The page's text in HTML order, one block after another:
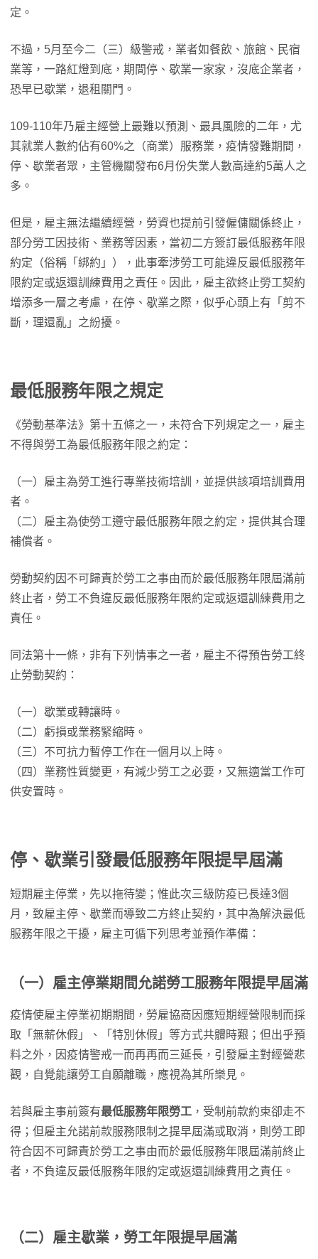
定。
不過，5月至今二（三）級警戒，業者如餐飲、旅館、民宿
業等，一路紅燈到底，期間停、歇業一家家，沒底企業者，
恐早已歇業，退租關門。
109-110年乃雇主經營上最難以預測、最具風險的二年，尤
其就業人數約佔有60%之（商業）服務業，疫情發難期間，
停、歇業者眾，主管機關發布6月份失業人數高達約5萬人之
多。
但是，雇主無法繼續經營，勞資也提前引發僱傭關係終止，
部分勞工因技術、業務等因素，當初二方簽訂最低服務年限
約定（俗稱「綁約」），此事牽涉勞工可能違反最低服務年
限約定或返還訓練費用之責任。因此，雇主欲終止勞工契約
增添多一層之考慮，在停、歇業之際，似乎心頭上有「剪不
斷，理還亂」之紛擾。
最低服務年限之規定
《勞動基準法》第十五條之一，未符合下列規定之一，雇主
不得與勞工為最低服務年限之約定：
（一）雇主為勞工進行專業技術培訓，並提供該項培訓費用
者。
（二）雇主為使勞工遵守最低服務年限之約定，提供其合理
補償者。
勞動契約因不可歸責於勞工之事由而於最低服務年限屆滿前
終止者，勞工不負違反最低服務年限約定或返還訓練費用之
責任。
同法第十一條，非有下列情事之一者，雇主不得預告勞工終
止勞動契約：
（一）歇業或轉讓時。
（二）虧損或業務緊縮時。
（三）不可抗力暫停工作在一個月以上時。
（四）業務性質變更，有減少勞工之必要，又無適當工作可
供安置時。
停、歇業引發最低服務年限提早屆滿
短期雇主停業，先以拖待變；惟此次三級防疫已長達3個
月，致雇主停、歇業而導致二方終止契約，其中為解決最低
服務年限之干擾，雇主可循下列思考並預作準備：
（一）雇主停業期間允諾勞工服務年限提早屆滿
疫情使雇主停業初期期間，勞雇協商因應短期經營限制而採
取「無薪休假」、「特別休假」等方式共體時艱；但出乎預
料之外，因疫情警戒一而再再而三延長，引發雇主對經營悲
觀，自覺能讓勞工自願離職，應視為其所樂見。
若與雇主事前簽有最低服務年限勞工 ，受制前款約束卻走不
得；但雇主允諾前款服務限制之提早屆滿或取消，則勞工即
符合因不可歸責於勞工之事由而於最低服務年限屆滿前終止
者，不負違反最低服務年限約定或返還訓練費用之責任。
（二）雇主歇業，勞工年限提早屆滿